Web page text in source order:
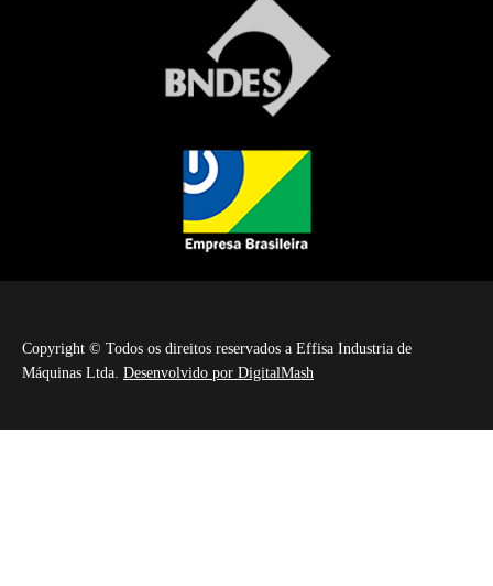
Copyright © Todos os direitos reservados a Effisa Industria de
Máquinas Ltda. Desenvolvido por DigitalMash